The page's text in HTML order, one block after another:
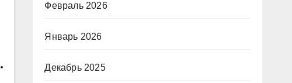
Февраль 2026
Январь 2026
Декабрь 2025